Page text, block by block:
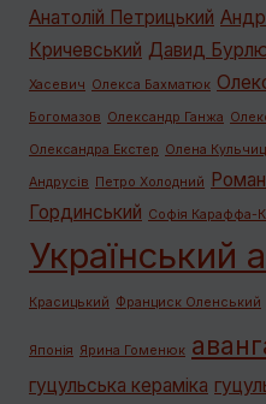
Анатолій Петрицький
Кричевський Давид
Хасевич Олекса Бахматюк
Богомазов Олександр Ганжа
Олександра Екстер Олена
Андрусів Петро Холодний Роман
Гординський Софія Караффа-
Український
Красицький Франциск Оленський
Японія Ярина Гоменюк
гуцульська кераміка